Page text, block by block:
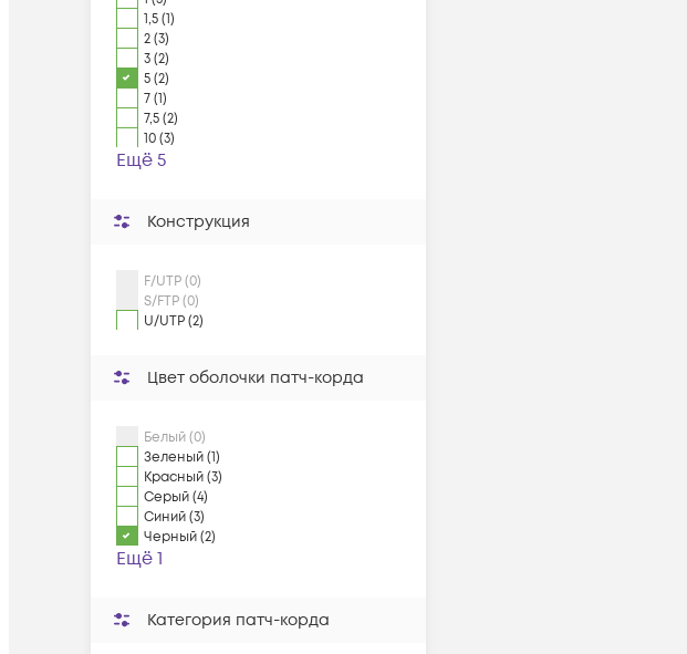
1,5 (1)
2 (3)
3 (2)
5 (2)
7 (1)
7,5 (2)
10 (3)
Ещё 5
Конструкция
F/UTP (0)
S/FTP (0)
U/UTP (2)
Цвет оболочки патч-корда
Белый (0)
Зеленый (1)
Красный (3)
Серый (4)
Синий (3)
Черный (2)
Ещё 1
Категория патч-корда